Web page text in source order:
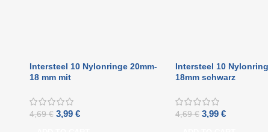
Intersteel 10 Nylonringe 20mm-
18 mm mit
4,69€ 3,99 €
Intersteel 10
18mm schwarz
4,69€ 3,99€